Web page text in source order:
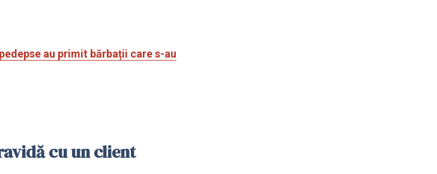
au primit bărbații care s-au
cu un client